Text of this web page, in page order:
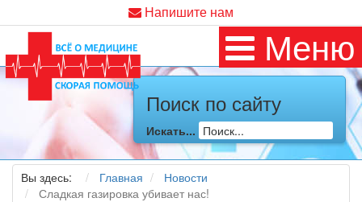
Напишите нам
Меню
Поиск по сайту
Искать...
Вы здесь: Главная
Новости
Сладкая газировка убивает нас!
Как я заболел во время локдауна?
Это странная ситуация: вы соблюдали все меры
предосторожности COVID-19 (вы почти все время дома),
но, тем не менее, вы каким-то образом простудились. Вы
можете задаться...